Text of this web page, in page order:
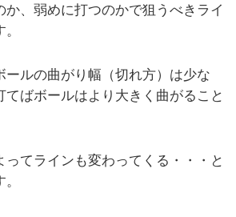
か、弱めに打つのかで狙うべきライ
ールの曲がり幅（切れ方）は少な
てばボールはより大きく曲がること
ってラインも変わってくる・・・と